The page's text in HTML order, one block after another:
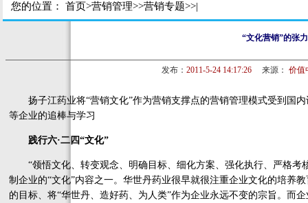
您的位置： 首页>营销管理>>营销专题>>|
“文化营销”的张力
发布： 2011-5-24 14:17:26来源： 价值
扬子江药业将“营销文化”作为营销支撑点的营销管理模式受到国内
等企业的追棒与学习
践行六·二四“文化”
“领悟文化、转变观念、明确目标、细化方案、强化执行、严格考
制企业的“文化”内容之一。华世丹药业很早就很注重企业文化的培养
的目标、将“华世丹、造好药、为人类”作为企业永远不变的宗旨。而